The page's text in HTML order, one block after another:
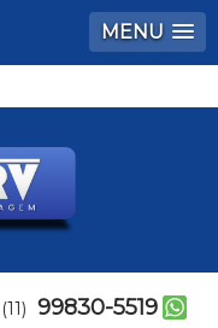
MENU
(11) 99830-5519